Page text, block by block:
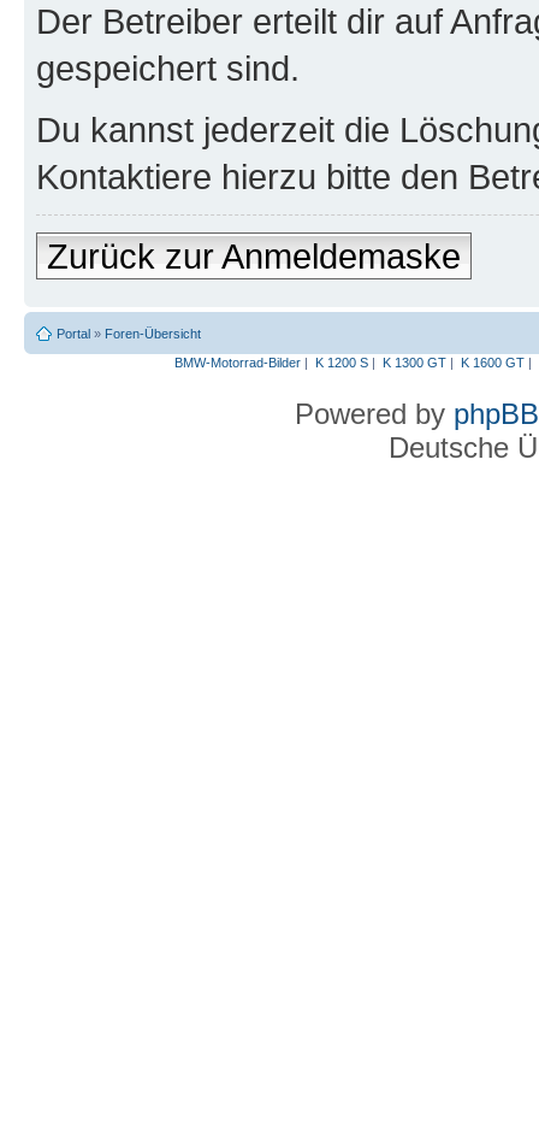
Der Betreiber erteilt dir auf
gespeichert sind.
Du kannst jederzeit die
Kontaktiere hierzu bitte den
Zurück zur Anmeldemaske
Portal » Foren-Übersicht
BMW-Motorrad-Bilder| K 1200 S| K 1300 GT| K 1600 GT|
Powered by phpBB
Deutsche